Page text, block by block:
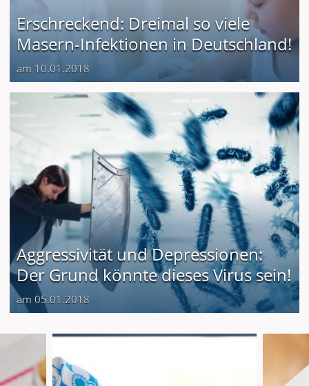
Erschreckend: Dreimal so viele
Masern-Infektionen in Deutschland!
am 10.01.2018
Aggressivität und Depressionen:
Der Grund könnte dieses Virus sein!
am 05.01.2018